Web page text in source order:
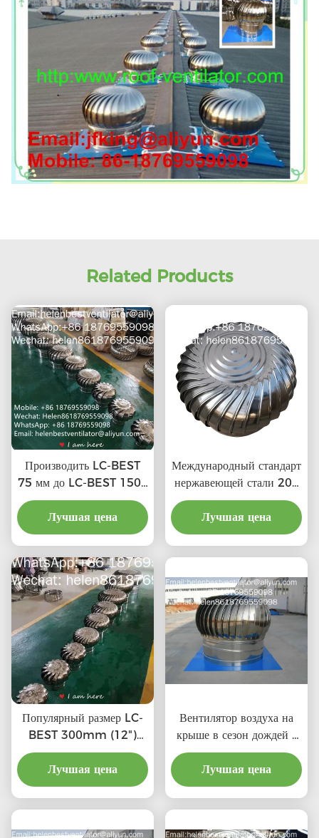
Related Products
Производить LC-BEST
75 мм до LC-BEST 1500
мм из нержавеющей
стали Нет энергии
крышной турбины
принимать на заказ
Лучшая цена
Международный стандарт
нержавеющей стали 201
LC-BEST 500 мм
ветровой турбины крыши
вентиляции для завода
Лучшая цена
Популярный размер LC-
BEST 300mm (12")
ветровые крышные
турбинные вентиляторы
для семейства с
Лучшая цена
Вентилятор воздуха на
крыше в сезон дождей с
ценой материальной
выгоды
Лучшая цена